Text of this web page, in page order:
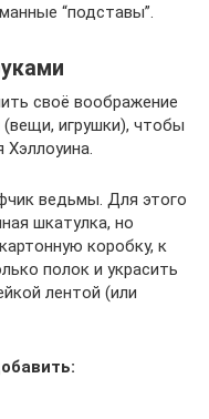
“подставы”.
своё воображение
игрушки), чтобы
Хэллоуина.
ведьмы. Для этого
шкатулка, но
коробку, к
полок и украсить
лентой (или